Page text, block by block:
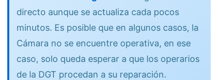
directo aunque se actualiza cada pocos
minutos. Es posible que en algunos casos, la
Cámara no se encuentre operativa, en ese
caso, solo queda esperar a que los operarios
de la DGT procedan a su reparación.